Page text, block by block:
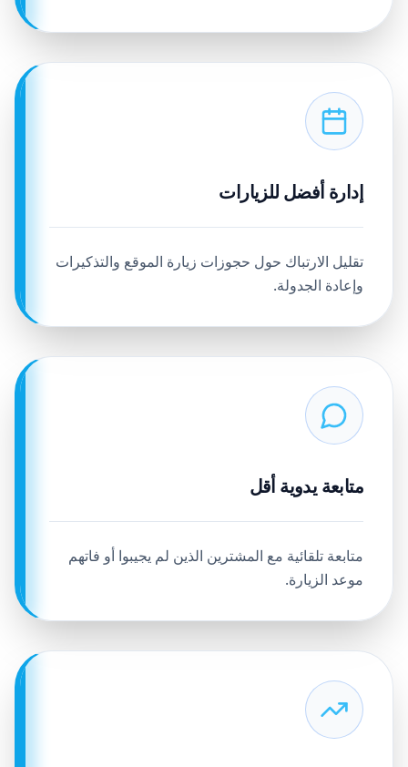
إدارة أفضل للزيارات
تقليل الارتباك حول حجوزات زيارة الموقع والتذكيرات
وإعادة الجدولة.
متابعة يدوية أقل
متابعة تلقائية مع المشترين الذين لم يجيبوا أو فاتهم
موعد الزيارة.